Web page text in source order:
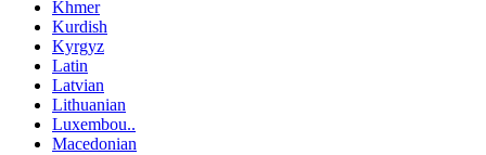
Khmer
Kurdish
Kyrgyz
Latin
Latvian
Lithuanian
Luxembou..
Macedonian